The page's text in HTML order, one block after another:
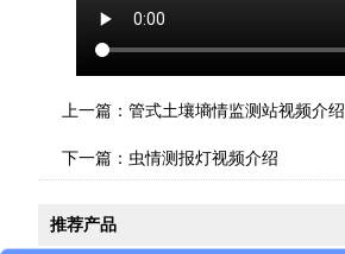
上一篇： 管式土壤墒情监测站视频介绍
下一篇： 虫情测报灯视频介绍
推荐产品